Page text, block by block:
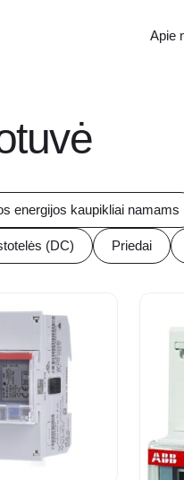
Apie
energijos kaupikliai namams
(DC) Priedai